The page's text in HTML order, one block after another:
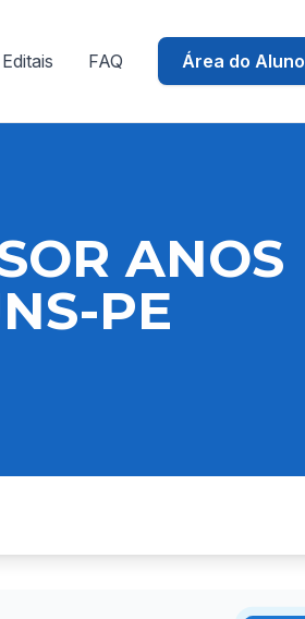
Editais FAQ Área do Aluno
ANOS
PE